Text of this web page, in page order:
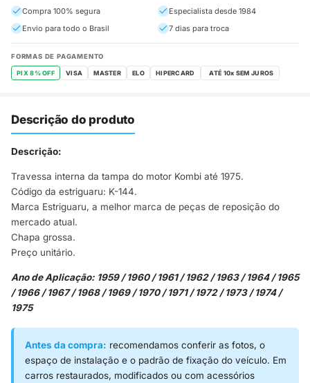
Compra 100% segura
Especialista desde 1984
Envio para todo o Brasil
7 dias para troca
FORMAS DE PAGAMENTO
PIX 8% OFF VISA MASTER ELO HIPERCARD
Descrição do produto
Descrição:
Travessa interna da tampa do motor Kombi até 1975.
Código da estriguaru: K-144.
Marca Estriguaru, a melhor marca de peças de reposição do
mercado atual.
Chapa grossa.
Preço unitário.
Ano de Aplicação: 1959 / 1960 / 1961 / 1962 / 1963 / 1964 / 1965
/ 1966 / 1967 / 1968 / 1969 / 1970 / 1971 / 1972 / 1973 / 1974 /
1975
Antes da compra: recomendamos conferir as fotos, o
espaço de instalação e o padrão de fixação do veículo. Em
carros restaurados, modificados ou com acessórios